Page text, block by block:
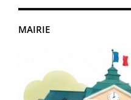
MAIRIE